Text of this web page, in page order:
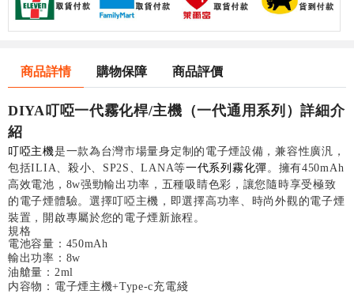
商品詳情 購物保障 商品評價
DIYA叮啞一代霧化桿/主機（一代通用系列）詳細介
紹
叮啞主機是一款為台灣市場量身定制的電子煙設備，兼容性廣汎，
包括ILIA、殺小、SP2S、LANA等一代系列霧化彈。擁有450mAh
高效電池，8w强勁輸出功率，五種吸睛色彩，讓您隨時享受極致
的電子煙體驗。選擇叮啞主機，即選擇高功率、時尚外觀的電子煙
裝置，開啟專屬於您的電子煙新旅程。
規格
電池容量：450mAh
輸出功率：8w
油艙量：2ml
内容物：電子煙主機+Type-c充電綫